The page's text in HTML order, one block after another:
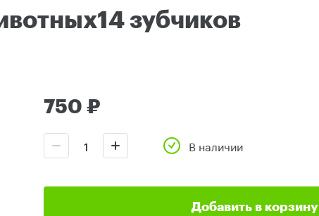
зубчиков
750 ₽
В наличии
Добавить в корзину